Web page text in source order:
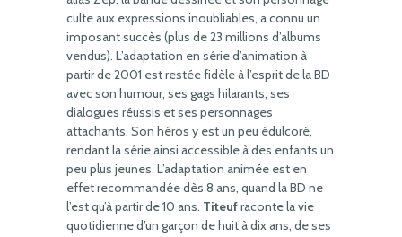
culte aux expressions inoubliables, a connu un
imposant succès (plus de 23 millions d’albums
vendus). L’adaptation en série d’animation à
partir de 2001 est restée fidèle à l’esprit de la BD
avec son humour, ses gags hilarants, ses
dialogues réussis et ses personnages
attachants. Son héros y est un peu édulcoré,
rendant la série ainsi accessible à des enfants un
peu plus jeunes. L’adaptation animée est en
effet recommandée dès 8 ans, quand la BD ne
l’est qu’à partir de 10 ans. Titeufraconte la vie
quotidienne d’un garçon de huit à dix ans, de ses